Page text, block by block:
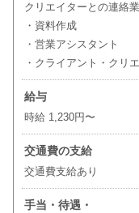
クリエイターとの連絡業
・資料作成
・営業アシスタント
・クライアント・クリ
給与
時給 1,230円〜
交通費の支給
交通費支給あり
手当・待遇・